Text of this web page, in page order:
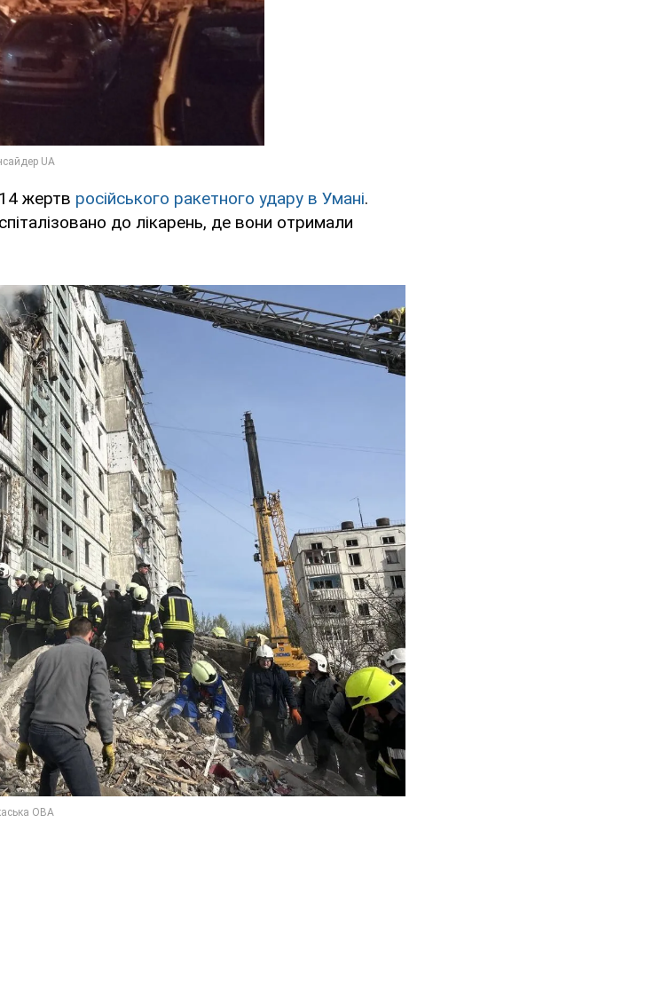
жертв російського ракетного удару в Умані.
до лікарень, де вони отримали